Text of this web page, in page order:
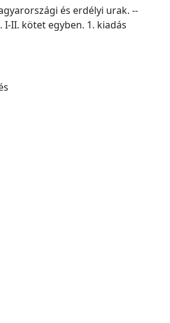
és erdélyi urak. --
I-II. kötet egyben. 1. kiadás